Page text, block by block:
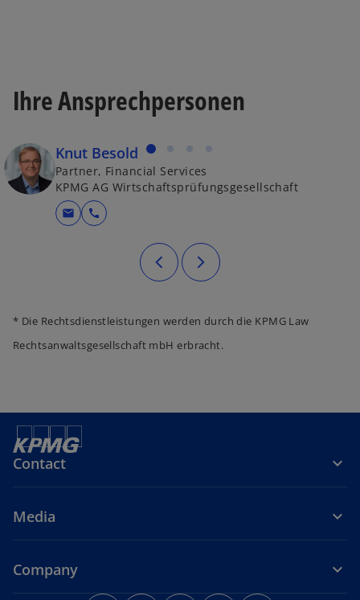
Ihre Ansprechpersonen
Knut Besold
Partner, Financial Services
KPMG AG Wirtschaftsprüfungsgesellschaft
mail call
* Die Rechtsdienstleistungen werden durch die KPMG Law
Rechtsanwaltsgesellschaft mbH erbracht.
Contact
Media
Company